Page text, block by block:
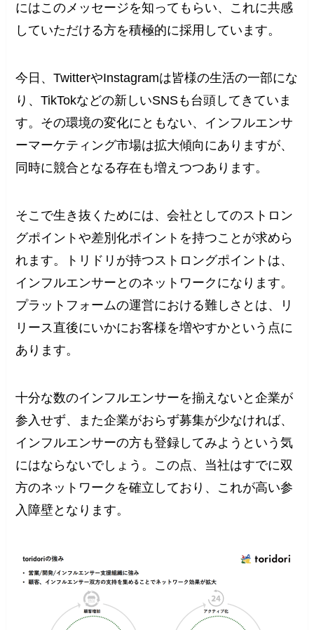
にはこのメッセージを知ってもらい、これに共感
していただける方を積極的に採用しています。
今日、TwitterやInstagramは皆様の生活の一部にな
り、TikTokなどの新しいSNSも台頭してきていま
す。その環境の変化にともない、インフルエンサ
ーマーケティング市場は拡大傾向にありますが、
同時に競合となる存在も増えつつあります。
そこで生き抜くためには、会社としてのストロン
グポイントや差別化ポイントを持つことが求めら
れます。トリドリが持つストロングポイントは、
インフルエンサーとのネットワークになります。
プラットフォームの運営における難しさとは、リ
リース直後にいかにお客様を増やすかという点に
あります。
十分な数のインフルエンサーを揃えないと企業が
参入せず、また企業がおらず募集が少なければ、
インフルエンサーの方も登録してみようという気
にはならないでしょう。この点、当社はすでに双
方のネットワークを確立しており、これが高い参
入障壁となります。